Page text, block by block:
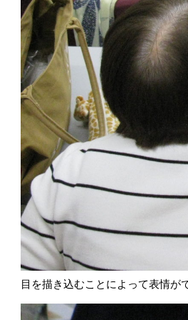
目を描き込むことによって表情が